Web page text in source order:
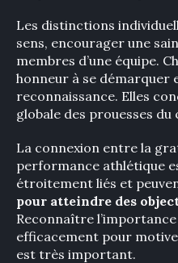
Les distinctions
sens, encourager une
membres d’une équipe.
honneur à se démarquer
reconnaissance. Elles
globale des prouesses du
La connexion entre la
performance athlétique
étroitement liés et
pour atteindre des
Reconnaître
efficacement pour
est très important.